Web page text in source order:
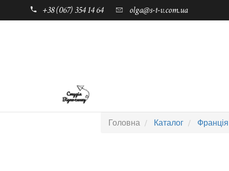
+38 (067) 354 14 64 olga@s-t-v.com.ua
Головна Каталог Франція